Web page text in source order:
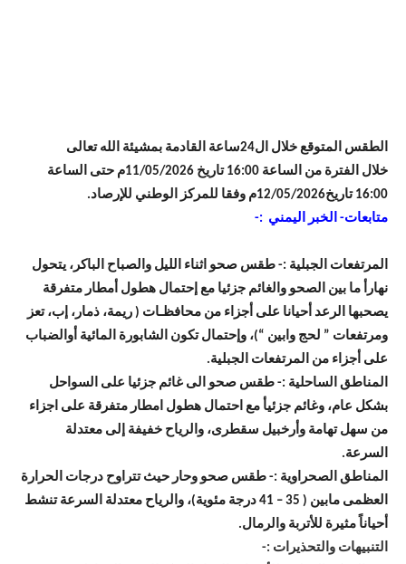
الطقس المتوقع خلال ال24ساعة القادمة بمشيئة الله تعالى
خلال الفترة من الساعة 16:00 تاريخ 11/05/2026م حتى الساعة
16:00 تاريخ12/05/2026م وفقا للمركز الوطني للإرصاد.
متابعات- الخبر اليمني :-
المرتفعات الجبلية :- طقس صحو اثناء الليل والصباح الباكر، يتحول
نهارأ ما بين الصحو والغائم جزئيا مع إحتمال هطول أمطار متفرقة
يصحبها الرعد أحيانا على أجزاء من محافظـات ( ريمة، ذمار، إب، تعز
ومرتفعات ” لحج وابين “)، وإحتمال تكون الشابورة المائية أوالضباب
على أجزاء من المرتفعات الجبلية.
المناطق الساحلية :- طقس صحو الى غائم جزئيا على السواحل
بشكل عام، وغائم جزئيأ مع احتمال هطول امطار متفرقة على اجزاء
من سهل تهامة وأرخبيل سقطرى، والرياح خفيفة إلى معتدلة
السرعة.
المناطق الصحراوية :- طقس صحو وحار حيث تتراوح درجات الحرارة
العظمى مابين ( 35 – 41 درجة مئوية)، والرياح معتدلة السرعة تنشط
أحياناً مثيرة للأتربة والرمال.
التنبيهات والتحذيرات :-